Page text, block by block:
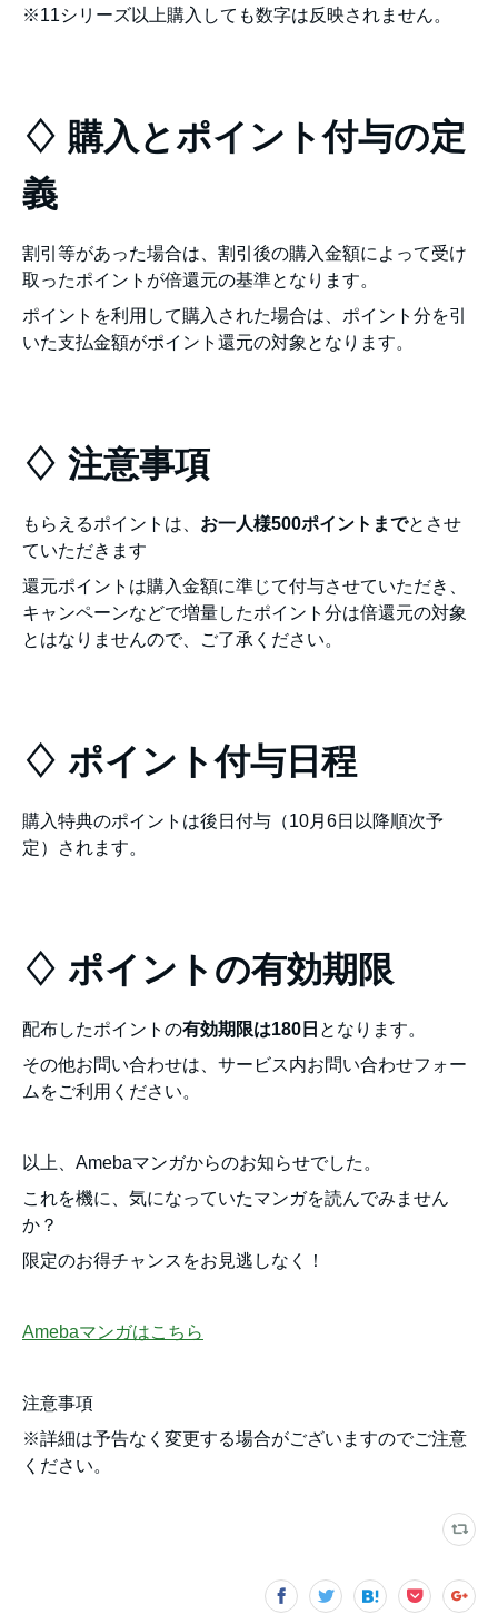
※11シリーズ以上購入しても数字は反映されません。
♢ 購入とポイント付与の定
義
割引等があった場合は、割引後の購入金額によって受け
取ったポイントが倍還元の基準となります。
ポイントを利用して購入された場合は、ポイント分を引
いた支払金額がポイント還元の対象となります。
♢ 注意事項
もらえるポイントは、 お一人様500ポイントまでとさせ
ていただきます
還元ポイントは購入金額に準じて付与させていただき、
キャンペーンなどで増量したポイント分は倍還元の対象
とはなりませんので、ご了承ください。
♢ ポイント付与日程
購入特典のポイントは後日付与（10月6日以降順次予
定）されます。
♢ ポイントの有効期限
配布したポイントの有効期限は180日 となります。
その他お問い合わせは、サービス内お問い合わせフォー
ムをご利用ください。
以上、Amebaマンガからのお知らせでした。
これを機に、気になっていたマンガを読んでみません
か？
限定のお得チャンスをお見逃しなく！
Amebaマンガはこちら
注意事項
※詳細は予告なく変更する場合がございますのでご注意
ください。